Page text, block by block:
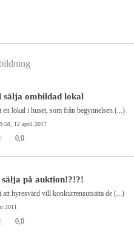
sälja ombildad lokal
lokal i huset, som från begynnelsen (...)
12 april 2017
0,0
på auktion!?!?!
att hyresvärd vill konkurrensutsätta de (...)
2011
0,0